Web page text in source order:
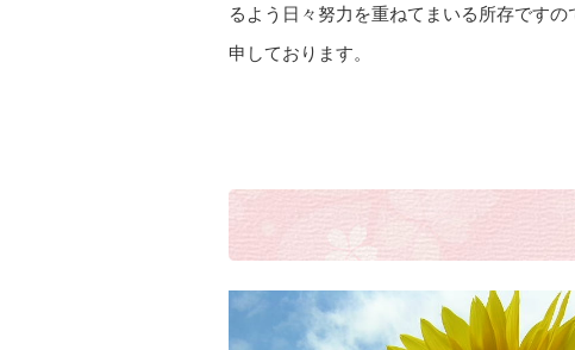
るよう日々努力を重ねてまいる所存です
申しております。